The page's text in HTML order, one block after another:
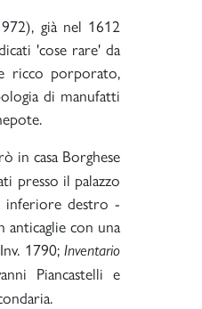
già nel 1612
'cose rare' da
ricco porporato,
di manufatti
in casa Borghese
presso il palazzo
inferiore destro -
con una
1790; Inventario
Piancastelli e